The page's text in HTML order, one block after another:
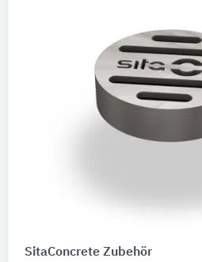
SitaConcrete Zubehör